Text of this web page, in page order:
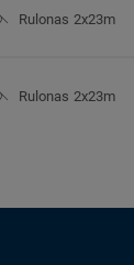
Rulonas 2x23m
Rulonas 2x23m